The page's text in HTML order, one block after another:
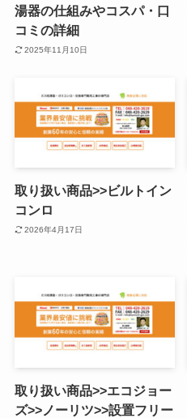
湯器の仕組みやコスパ・口
コミの詳細
2025年11月10日
取り扱い商品>>ビルトイン
コンロ
2026年4月17日
取り扱い商品>>エコジョー
ズ>>ノーリツ>>設置フリー